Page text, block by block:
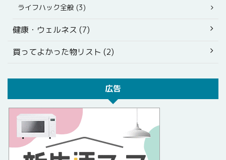
ライフハック全般 (3)
健康・ウェルネス (7)
買ってよかった物リスト (2)
広告